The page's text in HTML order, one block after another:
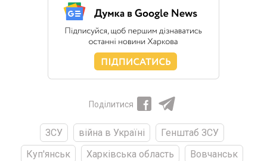
Поділитися
ЗСУ війна в Україні
Генштаб ЗСУ
Куп'янськ
Харківська область
Вовчанськ